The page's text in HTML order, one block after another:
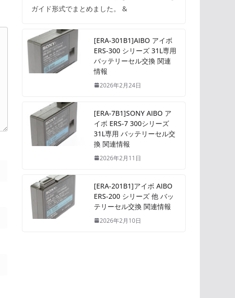
ガイド形式でまとめました。 &
[ERA-301B1]AIBO アイボ
ERS-300 シリーズ 31L専用
バッテリーセル交換 関連
情報
2026年2月24日
[ERA-7B1]SONY AIBO ア
イボ ERS-7 300シリーズ
31L専用 バッテリーセル交
換 関連情報
2026年2月11日
[ERA-201B1]アイボ AIBO
ERS-200 シリーズ 他 バッ
テリーセル交換 関連情報
2026年2月10日